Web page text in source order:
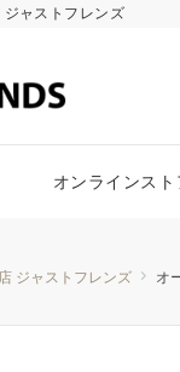
ャストフレンズ
オンラインスト
ジャストフレンズ オ